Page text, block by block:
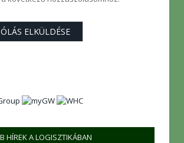
HÍREK A LOGISZTIKÁBAN